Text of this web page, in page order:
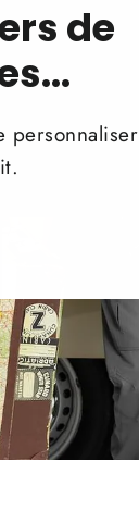
de
personnaliser